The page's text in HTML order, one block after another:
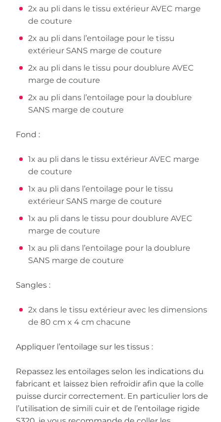
2x au pli dans le tissu extérieur AVEC marge
de couture
2x au pli dans l’entoilage pour le tissu
extérieur SANS marge de couture
2x au pli dans le tissu pour doublure AVEC
marge de couture
2x au pli dans l’entoilage pour la doublure
SANS marge de couture
Fond :
1x au pli dans le tissu extérieur AVEC marge
de couture
1x au pli dans l’entoilage pour le tissu
extérieur SANS marge de couture
1x au pli dans le tissu pour doublure AVEC
marge de couture
1x au pli dans l’entoilage pour la doublure
SANS marge de couture
Sangles :
2x dans le tissu extérieur avec les dimensions
de 80 cm x 4 cm chacune
Appliquer l’entoilage sur les tissus :
Repassez les entoilages selon les indications du
fabricant et laissez bien refroidir afin que la colle
puisse durcir correctement. En particulier lors de
l’utilisation de simili cuir et de l’entoilage rigide